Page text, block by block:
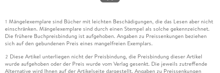
1 Mängelexemplare sind Bücher mit leichten Beschädigungen, die das Lesen aber nicht
einschränken. Mängelexemplare sind durch einen Stempel als solche gekennzeichnet.
Die frühere Buchpreisbindung ist aufgehoben. Angaben zu Preissenkungen beziehen
sich auf den gebundenen Preis eines mangelfreien Exemplars.
2 Diese Artikel unterliegen nicht der Preisbindung, die Preisbindung dieser Artikel
wurde aufgehoben oder der Preis wurde vom Verlag gesenkt. Die jeweils zutreffende
Alternative wird Ihnen auf der Artikelseite dargestellt. Angaben zu Preissenkungen